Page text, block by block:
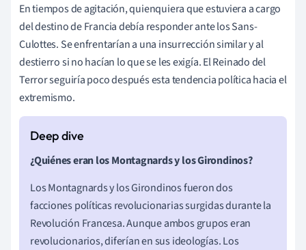
En tiempos de agitación, quienquiera que estuviera a cargo
del destino de Francia debía responder ante los Sans-
Culottes. Se enfrentarían a una insurrección similar y al
destierro si no hacían lo que se les exigía. El Reinado del
Terror seguiría poco después esta tendencia política hacia el
extremismo.
¿Quiénes eran los Montagnards y los Girondinos?
Los Montagnards y los Girondinos fueron dos
facciones políticas revolucionarias surgidas durante la
Revolución Francesa. Aunque ambos grupos eran
revolucionarios, diferían en sus ideologías. Los